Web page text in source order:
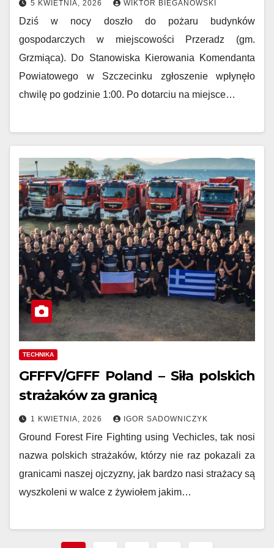
5 KWIETNIA, 2026 WIKTOR BIEGANOWSKI
Dziś w nocy doszło do pożaru budynków
gospodarczych w miejscowości Przeradz (gm.
Grzmiąca). Do Stanowiska Kierowania Komendanta
Powiatowego w Szczecinku zgłoszenie wpłynęło
chwilę po godzinie 1:00. Po dotarciu na miejsce…
TECHNIKA
GFFFV/GFFF Poland – Siła polskich
strażaków za granicą
1 KWIETNIA, 2026 IGOR SADOWNICZYK
Ground Forest Fire Fighting using Vechicles, tak nosi
nazwa polskich strażaków, którzy nie raz pokazali za
granicami naszej ojczyzny, jak bardzo nasi strażacy są
wyszkoleni w walce z żywiołem jakim…